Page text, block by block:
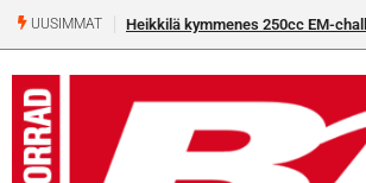
UUSIMMAT Heikkilä kymmenes 250cc EM-